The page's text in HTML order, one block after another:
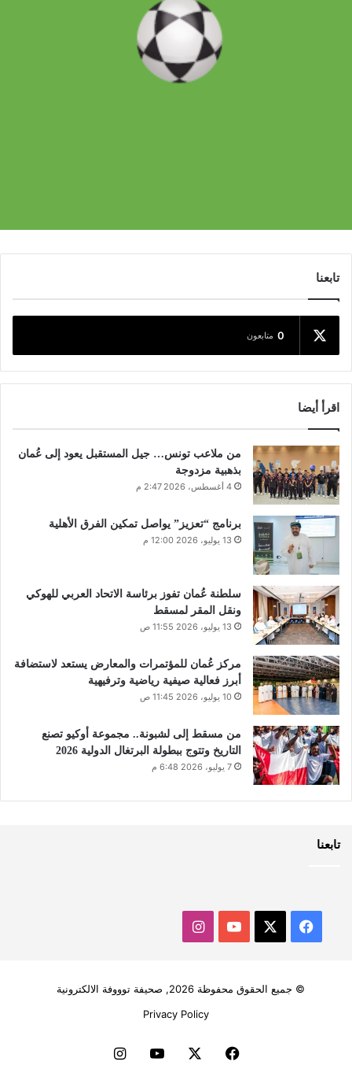
تابعنا
0 متابعون
اقرأ أيضا
من ملاعب تونس… جيل المستقبل يعود إلى عُمان
بذهبية مزدوجة
4 أغسطس، 2026 2:47 م
برنامج “تعزيز” يواصل تمكين الفرق الأهلية
13 يوليو، 2026 12:00 م
سلطنة عُمان تفوز برئاسة الاتحاد العربي للهوكي
ونقل المقر لمسقط
13 يوليو، 2026 11:55 ص
مركز عُمان للمؤتمرات والمعارض يستعد لاستضافة
أبرز فعالية صيفية رياضية وترفيهية
10 يوليو، 2026 11:45 ص
من مسقط إلى لشبونة.. مجموعة أوكيو تصنع
التاريخ وتتوج ببطولة البرتغال الدولية 2026
7 يوليو، 2026 6:48 م
تابعنا
فيسبوك ‫YouTubeانستقرام
© جميع الحقوق محفوظة 2026, صحيفة توووفة الالكترونية
Privacy Policy
فيسبوك ‫YouTubeانستقرام